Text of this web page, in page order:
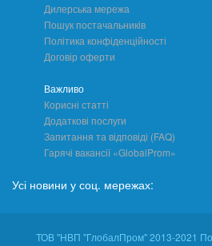
Дилерська мережа
Пошук постачальників
Політика конфіденційності
Договір оферти
Важливо
Корисні статті
Додаткові послуги
Запитання та відповіді (FAQ)
Гарячі вакансії «GlobalProm»
Усі новини у соц. мережах:
ТОВ "НВП "ГлобалПром" 2013-2021